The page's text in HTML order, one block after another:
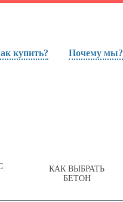
купить? Почему мы?
КАК ВЫБРАТЬ
БЕТОН